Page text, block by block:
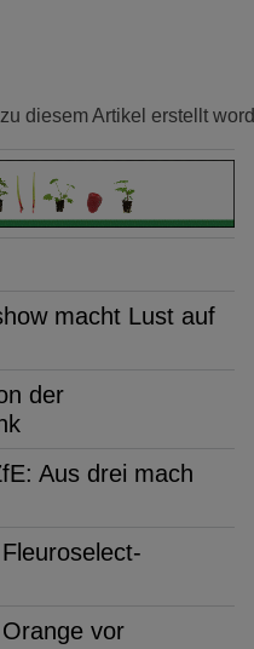
diesem Artikel erstellt
macht Lust auf
der
Aus drei mach
vor